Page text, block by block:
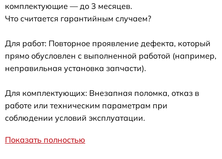
комплектующие — до 3 месяцев.
Что считается гарантийным случаем?
Для работ: Повторное проявление дефекта, который
прямо обусловлен с выполненной работой (например,
неправильная установка запчасти).
Для комплектующих: Внезапная поломка, отказ в
работе или техническим параметрам при
соблюдении условий эксплуатации.
Показать полностью